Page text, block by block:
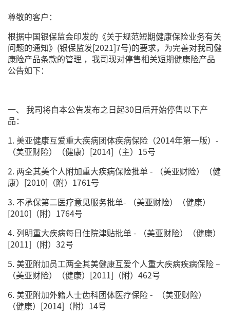
尊敬的客户：
根据中国银保监会印发的《关于规范短期健康保险业务有关
问题的通知》(银保监发[2021]7号)的要求，为完善对我司健
康险产品条款的管理 ，我司现对停售相关短期健康险产品
公告如下：
一、 我司将自本公告发布之日起30日后开始停售以下产
品：
1. 美亚健康互爱重大疾病团体疾病保险（2014年第一版）-
（美亚财险）（健康）[2014]（主）15号
2. 两全其美个人附加重大疾病保险批单 - （美亚财险）（健
康）[2010]（附）1761号
3. 不承保第二医疗意见服务批单- （美亚财险）（健康）
[2010]（附）1764号
4. 列明重大疾病每日住院津贴批单 - （美亚财险）（健康）
[2011]（附）32号
5. 美亚附加员工两全其美健康互爱个人重大疾病疾病保险 –
（美亚财险）（健康）[2011]（附）462号
6. 美亚附加外籍人士齿科团体医疗保险 - （美亚财险）
（健康）[2014]（附）14号